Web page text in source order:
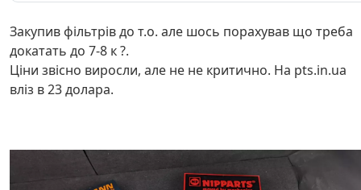
Закупив фільтрів до т.о. але шось порахував що треба
докатать до 7-8 к ?.
Ціни звісно виросли, але не не критично. На pts.in.ua
вліз в 23 долара.